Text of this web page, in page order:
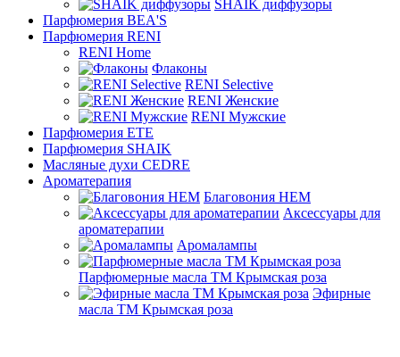
SHAIK диффузоры
Парфюмерия BEA'S
Парфюмерия RENI
RENI Home
Флаконы
RENI Selective
RENI Женские
RENI Мужские
Парфюмерия ETE
Парфюмерия SHAIK
Масляные духи CEDRE
Ароматерапия
Благовония HEM
Аксессуары для
ароматерапии
Аромалампы
Парфюмерные масла ТМ Крымская роза
Эфирные
масла ТМ Крымская роза